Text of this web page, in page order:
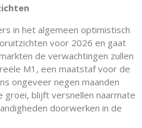
in het algemeen optimistisch
voor 2026 en gaat
de verwachtingen zullen
M1, een maatstaf voor de
ongeveer negen maanden
groei, blijft versnellen naarmate
doorwerken in de